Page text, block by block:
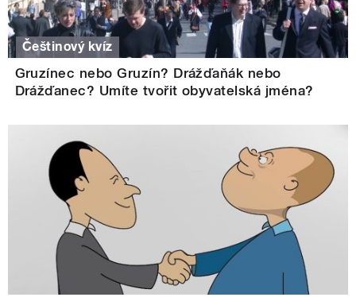
Češtinový kvíz
Gruzínec nebo Gruzín? Drážďaňák nebo
Drážďanec? Umíte tvořit obyvatelská jména?